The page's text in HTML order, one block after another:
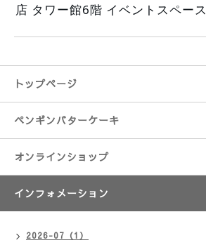
店 タワー館6階 イベントスペース
トップページ
ペンギンバターケーキ
オンラインショップ
インフォメーション
2026-07（1）